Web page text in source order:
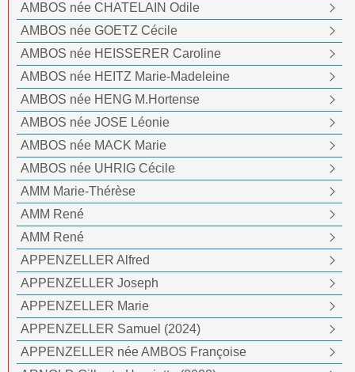
AMBOS née CHATELAIN Odile
AMBOS née GOETZ Cécile
AMBOS née HEISSERER Caroline
AMBOS née HEITZ Marie-Madeleine
AMBOS née HENG M.Hortense
AMBOS née JOSE Léonie
AMBOS née MACK Marie
AMBOS née UHRIG Cécile
AMM Marie-Thérèse
AMM René
AMM René
APPENZELLER Alfred
APPENZELLER Joseph
APPENZELLER Marie
APPENZELLER Samuel (2024)
APPENZELLER née AMBOS Françoise